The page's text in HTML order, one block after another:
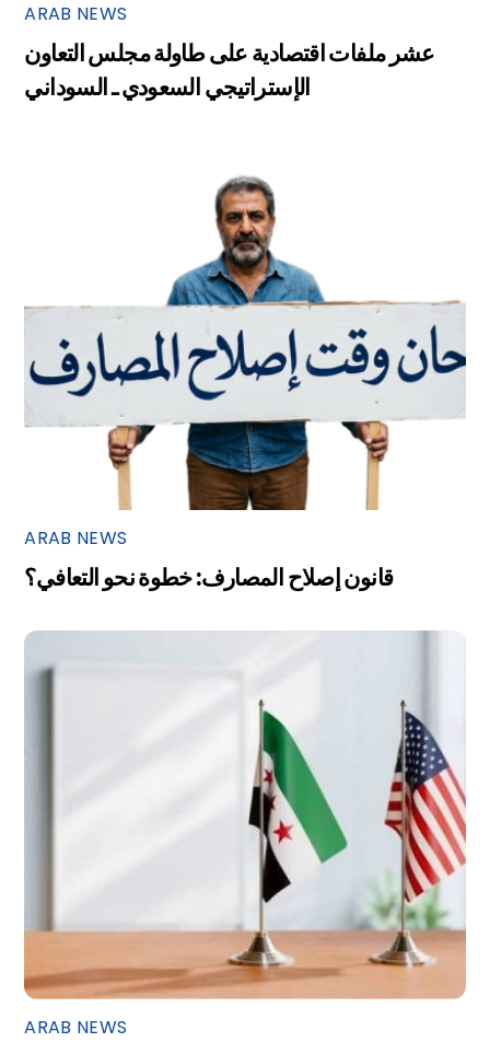
ARAB NEWS
عشر ملفات اقتصادية على طاولة مجلس التعاون
الإستراتيجي السعودي ـ السوداني
ARAB NEWS
قانون إصلاح المصارف: خطوة نحو التعافي؟
ARAB NEWS